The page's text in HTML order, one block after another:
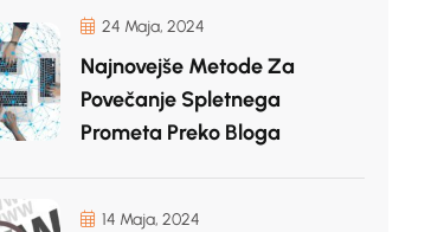
24 Maja, 2024
Najnovejše Metode Za
Povečanje Spletnega
Prometa Preko Bloga
14 Maja, 2024